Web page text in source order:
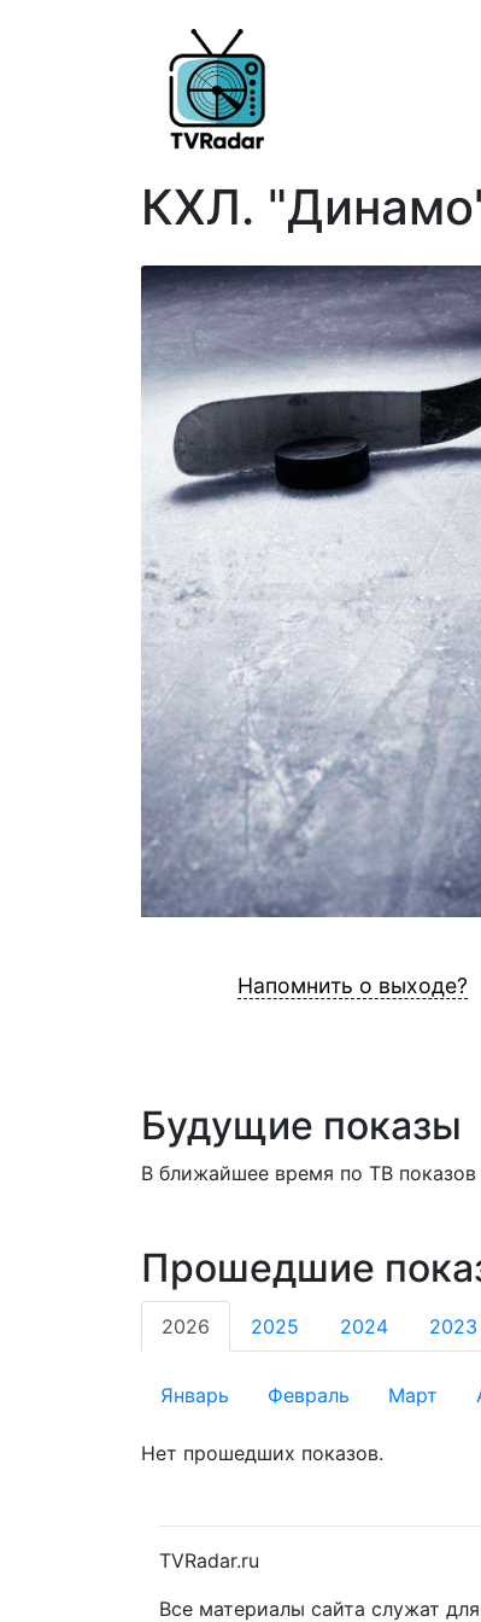
КХЛ.
Напомнить о выходе?
Будущие показы
В ближайшее время по ТВ показов
Прошедшие
2026 2025 2024 2023
Январь Февраль Март
Нет прошедших показов.
TVRadar.ru
Все материалы сайта служат для